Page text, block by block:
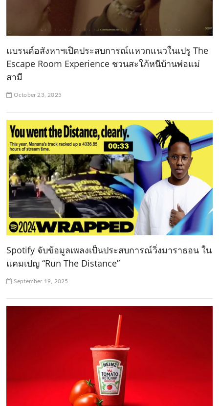
แบรนด์อสังหาฯเปิดประสบการณ์แหวกแนวในเปรู The
Escape Room Experience ชวนสะใภ้หนีบ้านพ่อแม่
สามี
October 23, 2025
Spotify จับข้อมูลเพลงเป็นประสบการณ์วิ่งมาราธอน ใน
แคมเปญ “Run The Distance”
September 19, 2025